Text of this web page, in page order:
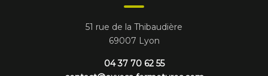
51 rue de la Thibaudière
69007 Lyon
04 37 70 62 55